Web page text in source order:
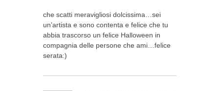
che scatti meravigliosi dolcissima…sei
un’artista e sono contenta e felice che tu
abbia trascorso un felice Halloween in
compagnia delle persone che ami…felice
serata:)